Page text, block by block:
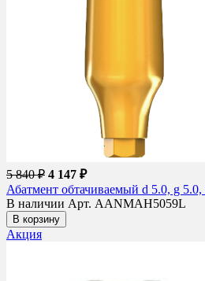
5 840 ₽ 4 147 ₽
Абатмент обтачиваемый d 5.0, g
В наличии Арт. AANMAH5059L
В корзину
Акция